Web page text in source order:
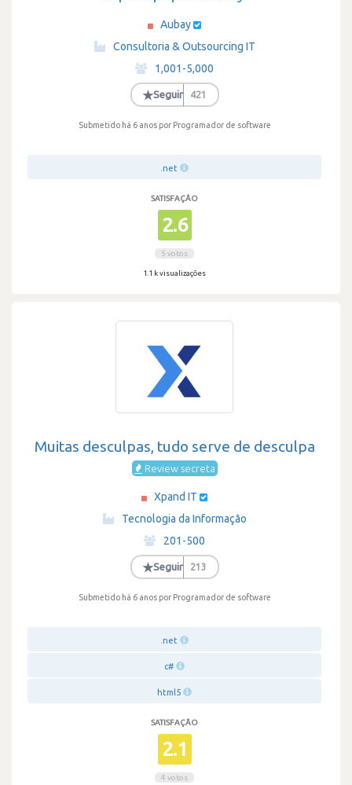
Aubay
·
Consultoria & Outsourcing IT
·
1,001-5,000
·
★Seguir 421
Submetido há 6 anos por Programador de software
.net
SATISFAÇÃO
2.6
5 votos
1.1 k visualizações
Muitas desculpas, tudo serve de desculpa
Review secreta
Xpand IT
Tecnologia da Informação
·
201-500
·
★Seguir 213
Submetido há 6 anos por Programador de software
.net
c#
html5
SATISFAÇÃO
2.1
4 votos